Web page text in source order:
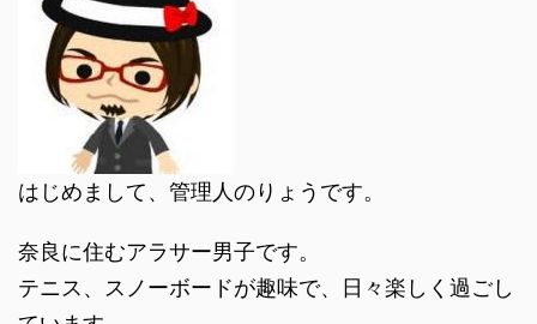
はじめまして、管理人のりょうです。
奈良に住むアラサー男子です。
テニス、スノーボードが趣味で、日々楽しく過ごし